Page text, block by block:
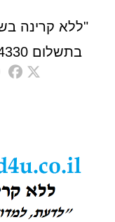
קרינה
0796644330 (א-ה 09:00-12:00)